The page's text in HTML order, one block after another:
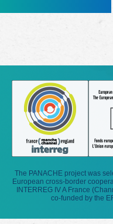
The PANACHE project was
European cross-border
INTERREG IV A France
co-funded by the